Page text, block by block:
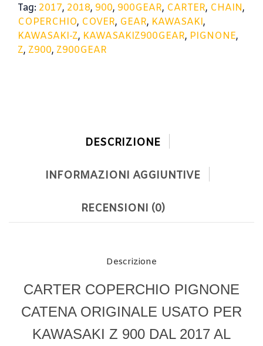
Tag: 2017, 2018, 900, 900GEAR, CARTER, CHAIN,
COPERCHIO, COVER, GEAR, KAWASAKI,
KAWASAKI-Z, KAWASAKIZ900GEAR, PIGNONE,
Z, Z900, Z900GEAR
DESCRIZIONE
INFORMAZIONI AGGIUNTIVE
RECENSIONI (0)
Descrizione
CARTER COPERCHIO PIGNONE
CATENA ORIGINALE USATO PER
KAWASAKI Z 900 DAL 2017 AL